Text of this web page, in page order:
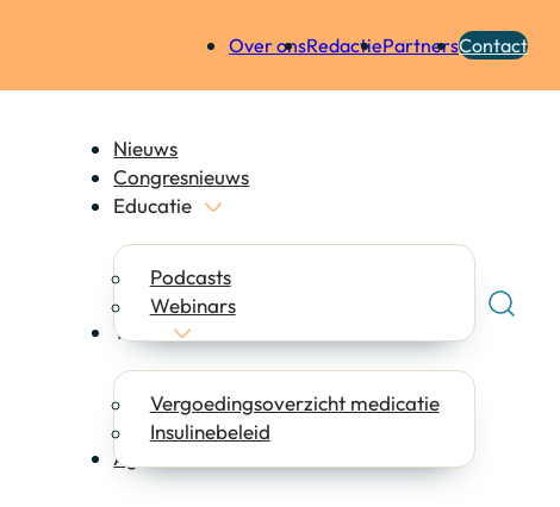
Over onsRedactiePartnersContact
Nieuws
Congresnieuws
Educatie
Podcasts
Webinars
Tools
Vergoedingsoverzicht medicatie
Insulinebeleid
Agenda